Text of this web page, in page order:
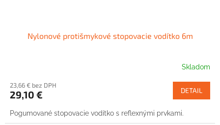
Nylonové protišmykové stopovacie vodítko 6m
Skladom
23,66 € bez DPH
29,10 € DETAIL
Pogumované stopovacie vodítko s reflexnými prvkami.